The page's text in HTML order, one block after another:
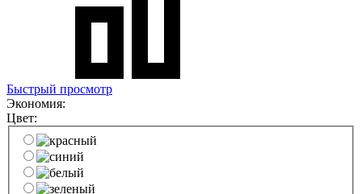
Быстрый просмотр
Экономия:
Цвет: